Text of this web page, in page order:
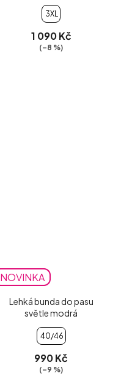
3XL
1 090 Kč
(–8 %)
NOVINKA
Lehká bunda do pasu
světle modrá
40/46
990 Kč
(–9 %)